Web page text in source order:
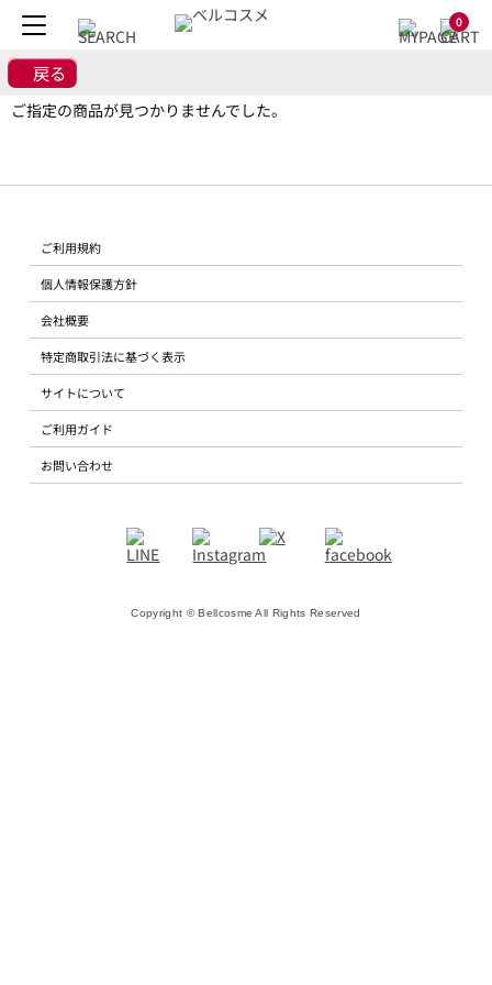
0
戻る
ご指定の商品が見つかりませんでした。
ご利用規約
個人情報保護方針
会社概要
特定商取引法に基づく表示
サイトについて
ご利用ガイド
お問い合わせ
Copyright © Bellcosme All Rights Reserved